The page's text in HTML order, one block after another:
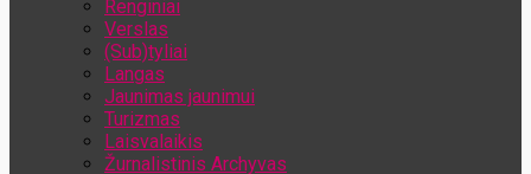
Renginiai
Verslas
(Sub)tyliai
Langas
Jaunimas jaunimui
Turizmas
Laisvalaikis
Žurnalistinis Archyvas